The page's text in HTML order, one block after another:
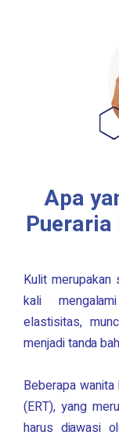
Apa
Kulit merupakan
kali
elastisitas,
menjadi tanda
Beberapa
(ERT), yang
harus diawasi